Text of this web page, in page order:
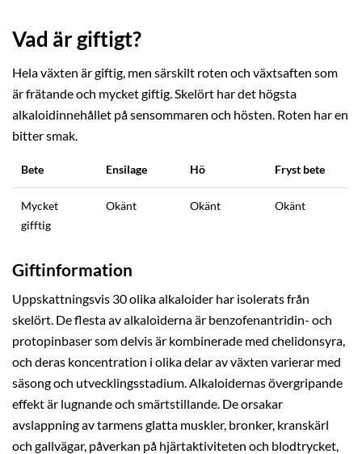
Vad är giftigt?
Hela växten är giftig, men särskilt roten och växtsaften som
är frätande och mycket giftig. Skelört har det högsta
alkaloidinnehållet på sensommaren och hösten. Roten har en
bitter smak.
Bete Ensilage Hö Fryst bete
Mycket
gifftig
Okänt Okänt Okänt
Giftinformation
Uppskattningsvis 30 olika alkaloider har isolerats från
skelört. De flesta av alkaloiderna är benzofenantridin- och
protopinbaser som delvis är kombinerade med chelidonsyra,
och deras koncentration i olika delar av växten varierar med
säsong och utvecklingsstadium. Alkaloidernas övergripande
effekt är lugnande och smärtstillande. De orsakar
avslappning av tarmens glatta muskler, bronker, kranskärl
och gallvägar, påverkan på hjärtaktiviteten och blodtrycket,